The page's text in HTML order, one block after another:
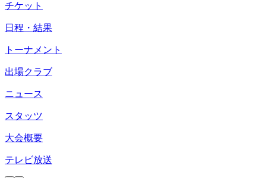
チケット
日程・結果
トーナメント
出場クラブ
ニュース
スタッツ
大会概要
テレビ放送